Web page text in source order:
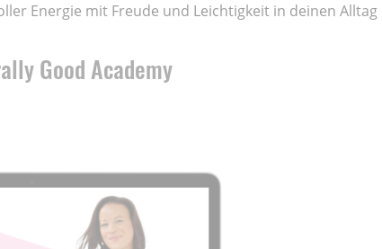
Energie mit Freude und Leichtigkeit in deinen Alltag
Good Academy